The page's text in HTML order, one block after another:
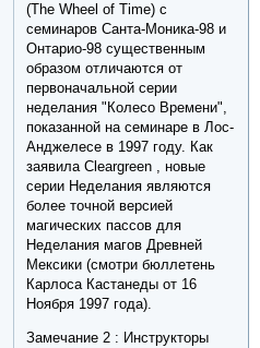
(The Wheel of Time) с
семинаров Санта-Моника-98 и
Онтарио-98 существенным
образом отличаются от
первоначальной серии
неделания "Колесо Времени",
показанной на семинаре в Лос-
Анджелесе в 1997 году. Как
заявила Cleargreen , новые
серии Неделания являются
более точной версией
магических пассов для
Неделания магов Древней
Мексики (смотри бюллетень
Карлоса Кастанеды от 16
Ноября 1997 года).
Замечание 2 : Инструкторы